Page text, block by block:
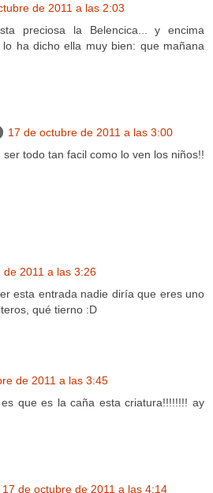
de 2011 a las 2:03
preciosa la Belencica... y encima
lo ha dicho ella muy bien: que mañana
17 de octubre de 2011 a las 3:00
todo tan facil como lo ven los niños!!
de 2011 a las 3:26
esta entrada nadie diría que eres uno
qué tierno :D
de 2011 a las 3:45
que es la caña esta criatura!!!!!!!! ay
17 de octubre de 2011 a las 4:14